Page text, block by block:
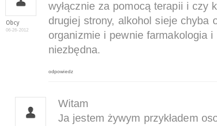
Obcy
06-26-2012
wyłącznie za pomocą terapii i czy
drugiej strony, alkohol sieje chyba
organizmie i pewnie farmakologia i
niezbędna.
odpowiedz
Witam
Ja jestem żywym przykładem